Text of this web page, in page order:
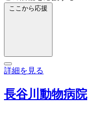
ここから応援
詳細を見る
長谷川動物病院